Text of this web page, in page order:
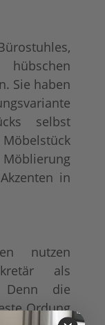
Sie haben
selbst
Möbelstück
in
nutzen
als
Denn die
Ordung